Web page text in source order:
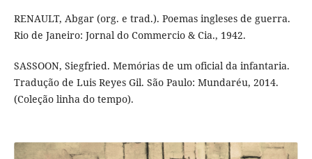
RENAULT, Abgar (org. e trad.). Poemas ingleses de guerra.
Rio de Janeiro: Jornal do Commercio & Cia., 1942.
SASSOON, Siegfried. Memórias de um oficial da infantaria.
Tradução de Luis Reyes Gil. São Paulo: Mundaréu, 2014.
(Coleção linha do tempo).